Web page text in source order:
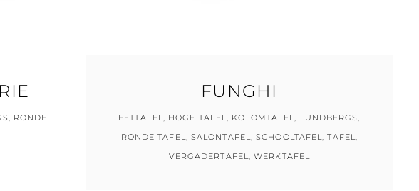
, RONDE
FUNGHI
EETTAFEL, HOGE TAFEL, KOLOMTAFEL, LUNDBERGS,
RONDE TAFEL, SALONTAFEL,SCHOOLTAFEL,TAFEL,
VERGADERTAFEL,WERKTAFEL